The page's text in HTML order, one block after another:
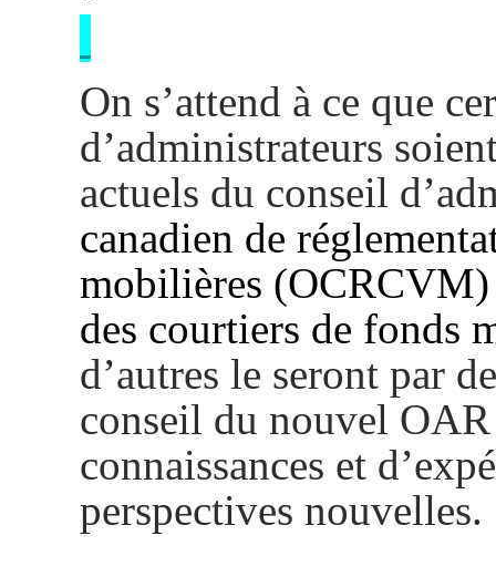
On s’attend à ce que
d’administrateurs
actuels du conseil
canadien de
mobilières (OCRCVM)
des courtiers de fonds
d’autres le seront par
conseil du nouvel
connaissances et
perspectives nouvelles.